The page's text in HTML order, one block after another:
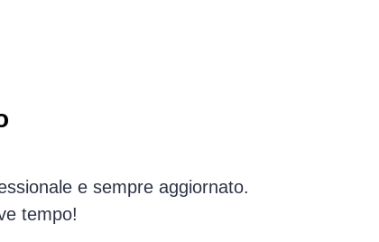
e sempre aggiornato.
tempo!